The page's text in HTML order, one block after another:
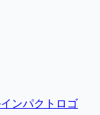
インパクト ロゴ